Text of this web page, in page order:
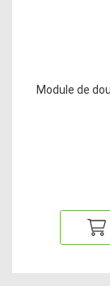
Module de